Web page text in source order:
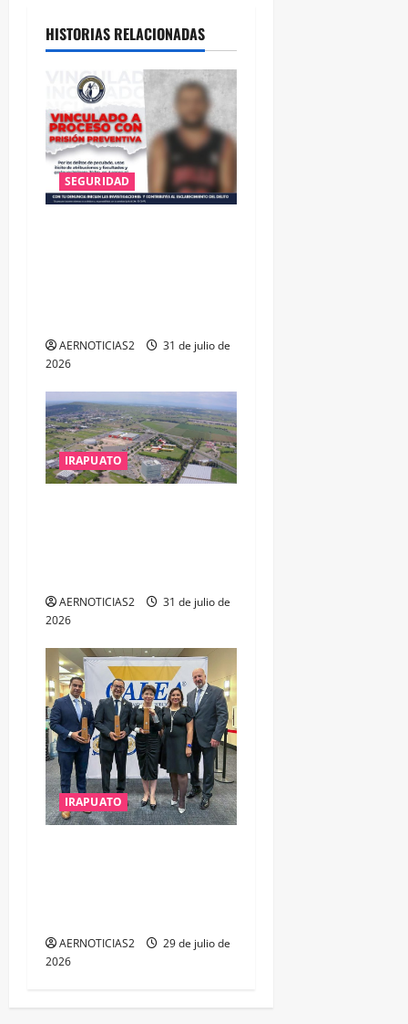
HISTORIAS RELACIONADAS
SEGURIDAD
AERNOTICIAS2
31 de julio de
2026
IRAPUATO
AERNOTICIAS2
31 de julio de
2026
IRAPUATO
AERNOTICIAS2
29 de julio de
2026